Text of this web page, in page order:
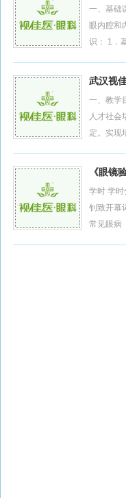
一、基础
眼内腔和
识： 1．
武汉视
一、教学
人才社会
定。实现
《眼镜
学时 学
钊致开幕
常见眼病